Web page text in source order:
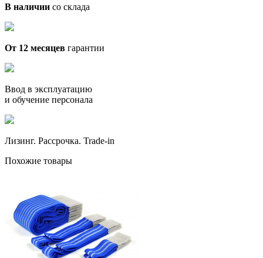
В наличии со склада
От 12 месяцев гарантии
Ввод в эксплуатацию
и обучение персонала
Лизинг. Рассрочка. Trade-in
Похожие товары